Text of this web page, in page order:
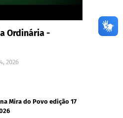
Ordinária -
2026
Mira do Povo edição 17